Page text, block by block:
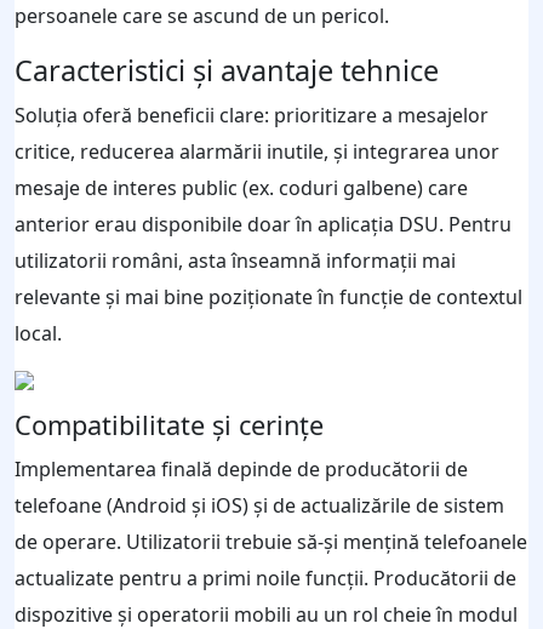
persoanele care se ascund de un pericol.
Caracteristici şi avantaje tehnice
Soluţia oferă beneficii clare: prioritizare a mesajelor
critice, reducerea alarmării inutile, şi integrarea unor
mesaje de interes public (ex. coduri galbene) care
anterior erau disponibile doar în aplicaţia DSU. Pentru
utilizatorii români, asta înseamnă informaţii mai
relevante şi mai bine poziţionate în funcţie de contextul
local.
Compatibilitate şi cerinţe
Implementarea finală depinde de producătorii de
telefoane (Android şi iOS) şi de actualizările de sistem
de operare. Utilizatorii trebuie să-şi menţină telefoanele
actualizate pentru a primi noile funcţii. Producătorii de
dispozitive şi operatorii mobili au un rol cheie în modul